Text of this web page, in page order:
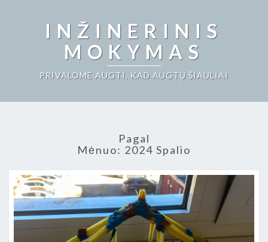
INŽINERINIS
MOKYMAS
PRIVALOME AUGTI, KAD AUGTŲ ŠIAULIAI
Pagal
Mėnuo: 2024 Spalio